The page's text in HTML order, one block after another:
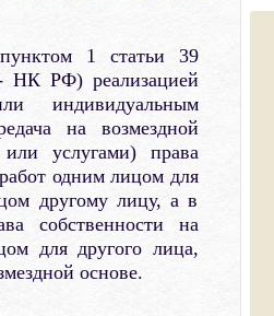
1 статьи 39
- НК РФ) реализацией
индивидуальным
на возмездной
услугами) права
одним лицом для
другому лицу, а в
собственности на
для другого лица,
основе.